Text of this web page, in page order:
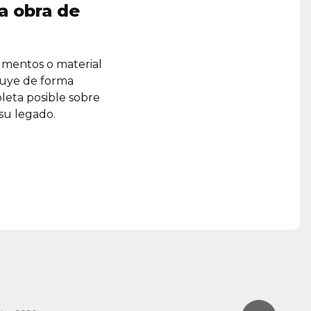
obra de
o material
de forma
posible sobre
legado.